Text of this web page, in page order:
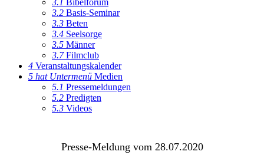
3.1 Bibelforum
3.2 Basis-Seminar
3.3 Beten
3.4 Seelsorge
3.5 Männer
3.7Filmclub
4 Veranstaltungskalender
5 hat Untermenü Medien
5.1 Pressemeldungen
5.2 Predigten
5.3 Videos
Presse-Meldung vom 28.07.2020